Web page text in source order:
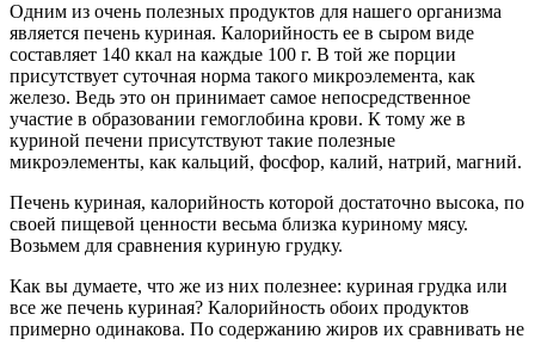
Одним из очень полезных продуктов для нашего организма
является печень куриная. Калорийность ее в сыром виде
составляет 140 ккал на каждые 100 г. В той же порции
присутствует суточная норма такого микроэлемента, как
железо. Ведь это он принимает самое непосредственное
участие в образовании гемоглобина крови. К тому же в
куриной печени присутствуют такие полезные
микроэлементы, как кальций, фосфор, калий, натрий, магний.
Печень куриная, калорийность которой достаточно высока, по
своей пищевой ценности весьма близка куриному мясу.
Возьмем для сравнения куриную грудку.
Как вы думаете, что же из них полезнее: куриная грудка или
все же печень куриная? Калорийность обоих продуктов
примерно одинакова. По содержанию жиров их сравнивать не